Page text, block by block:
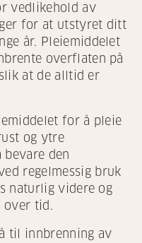
vedlikehold av
for at utstyret ditt
år. Pleiemiddelet
overflaten på
at de alltid er
for å pleie
og ytre
den
regelmessig bruk
naturlig videre og
over tid.
til innbrenning av